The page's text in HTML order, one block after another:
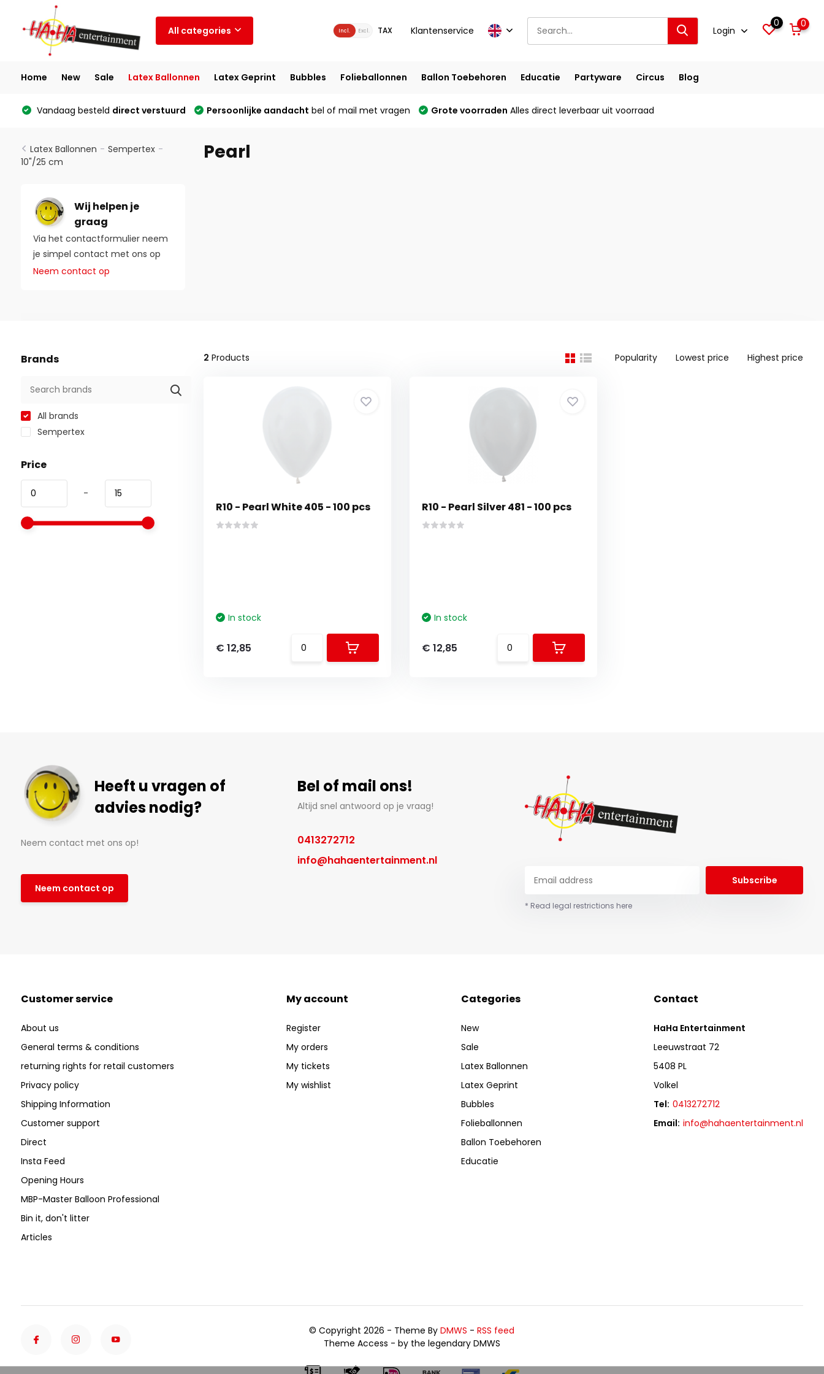
All categories Incl. Excl. TAX Klantenservice Login
0 0
Home New Sale Latex Ballonnen Latex Geprint Bubbles Folieballonnen Ballon Toebehoren Educatie Partyware Circus Blog
Vandaag besteld direct verstuurd Persoonlijke aandacht bel of mail met vragen Grote voorraden Alles direct leverbaar uit voorraad
Latex Ballonnen - Sempertex -
10"/25 cm
Wij helpen je
graag
Via het contactformulier neem
je simpel contact met ons op
Neem contact op
Pearl
Brands
All brands
Sempertex
Price
-
2 Products Popularity Lowest price Highest price
R10 - Pearl White 405 - 100 pcs
In stock
€ 12,85
R10 - Pearl Silver 481 - 100 pcs
In stock
€ 12,85
Heeft u vragen of
advies nodig?
Neem contact met ons op!
Neem contact op
Bel of mail ons!
Altijd snel antwoord op je vraag!
0413272712
info@hahaentertainment.nl
Subscribe
* Read legal restrictions here
Customer service
About us
General terms & conditions
returning rights for retail customers
Privacy policy
Shipping Information
Customer support
Direct
Insta Feed
Opening Hours
MBP-Master Balloon Professional
Bin it, don't litter
Articles
My account
Register
My orders
My tickets
My wishlist
Categories
New
Sale
Latex Ballonnen
Latex Geprint
Bubbles
Folieballonnen
Ballon Toebehoren
Educatie
Contact
HaHa Entertainment
Leeuwstraat 72
5408 PL
Volkel
Tel: 0413272712
Email: info@hahaentertainment.nl
© Copyright 2026 - Theme ByDMWS -RSS feed
Theme Access - by the legendary DMWS